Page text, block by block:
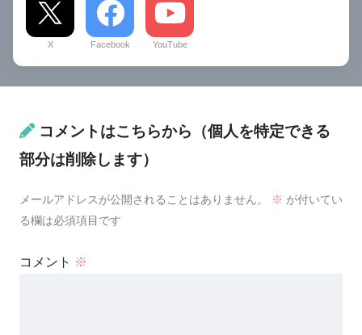
X Facebook YouTube
コメントはこちらから（個人を特定できる
部分は削除します）
メールアドレスが公開されることはありません。 ※ が付いてい
る欄は必須項目です
コメント ※